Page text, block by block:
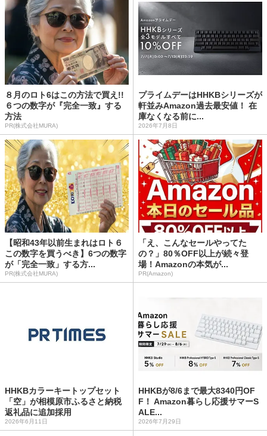
８月のロト6はこの方法で買え!!
６つの数字が『完全一致』する
方法
PR(株式会社MURA)
プライムデーはHHKBシリーズが
軒並みAmazon過去最安値！ 在
庫なくなる前に...
2026年7月8日
【昭和43年以前生まれはロト６
この数字を買うべき】6つの数字
が「完全一致」する方...
PR(株式会社MURA)
「え、こんなセールやってた
の？」80％OFF以上が続々登
場！Amazonの本気が...
PR(Amazon)
HHKBカラーキートップセット
「空」が相模原市ふるさと納税
返礼品に追加採用
2026年6月11日
HHKBが8/6まで最大8340円OF
F！ Amazon暮らし応援サマーS
ALE...
2026年7月29日